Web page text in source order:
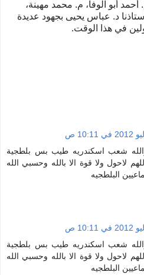
أبو الوفا، م. محمد مهينة،
د. عباس يحيى بجهود عديدة
في هذا الوقت.
شعب اسكندريه طيب بس بلطجية
لاحول ولا قوة الا بالله وحسبي الله
البلطجيه
شعب اسكندريه طيب بس بلطجية
لاحول ولا قوة الا بالله وحسبي الله
البلطجيه